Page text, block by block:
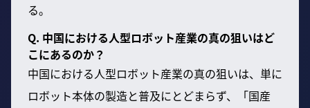
る。
Q. 中国における人型ロボット産業の真の狙いはど
こにあるのか？
中国における人型ロボット産業の真の狙いは、単に
ロボット本体の製造と普及にとどまらず、「国産